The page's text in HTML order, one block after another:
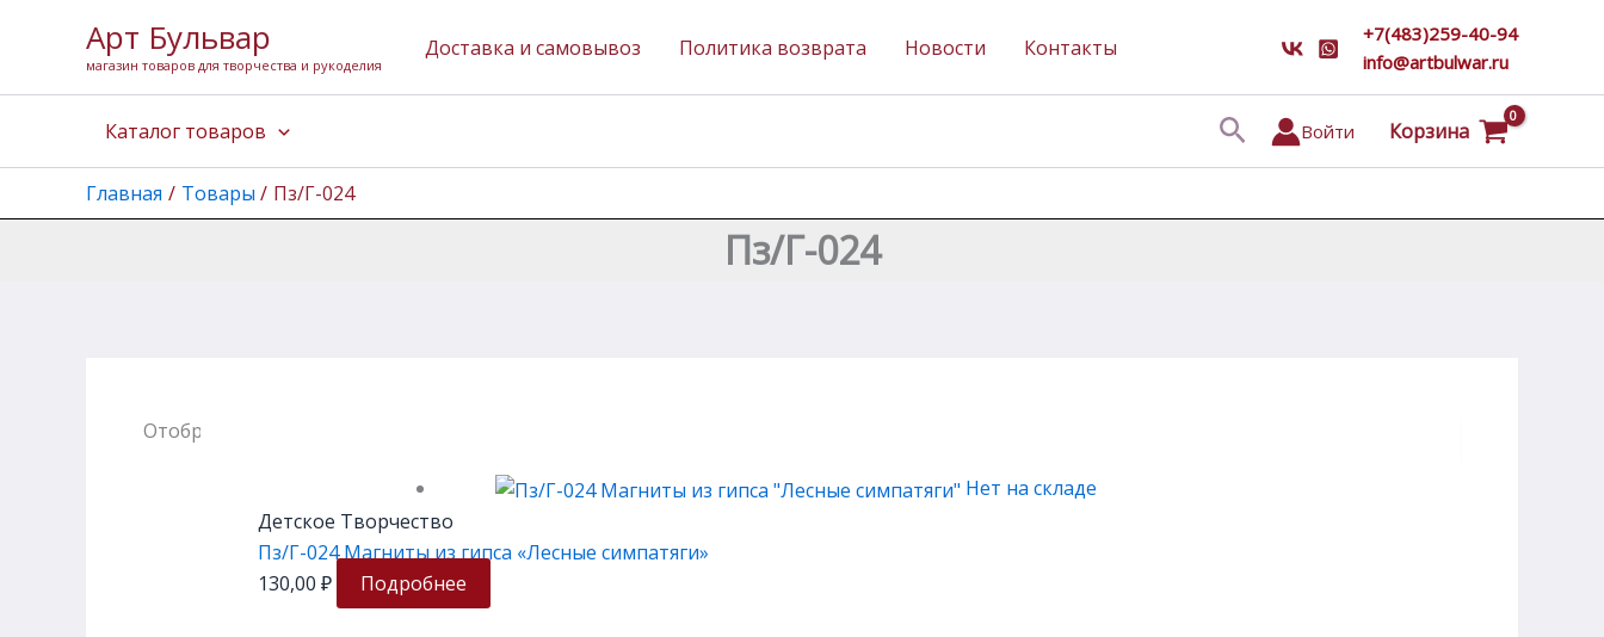
содержимому
Арт Бульвар
магазин товаров для творчества и рукоделия
Доставка и самовывоз Политика возврата Новости Контакты
+7(483)259-40-94
info@artbulwar.ru
Каталог товаров ПоискВойти Корзина
Главная Товары Пз/Г-024
Пз/Г-024
Отображение единственного товара
Нет на складе
Детское Творчество
Пз/Г-024 Магниты из гипса «Лесные симпатяги»
130,00 ₽ Подробнее